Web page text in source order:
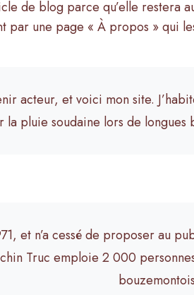
de blog parce qu’elle
par une page « À propos » qui
acteur, et voici mon site.
la pluie soudaine lors de
et n’a cessé de proposer au
Truc emploie 2 000